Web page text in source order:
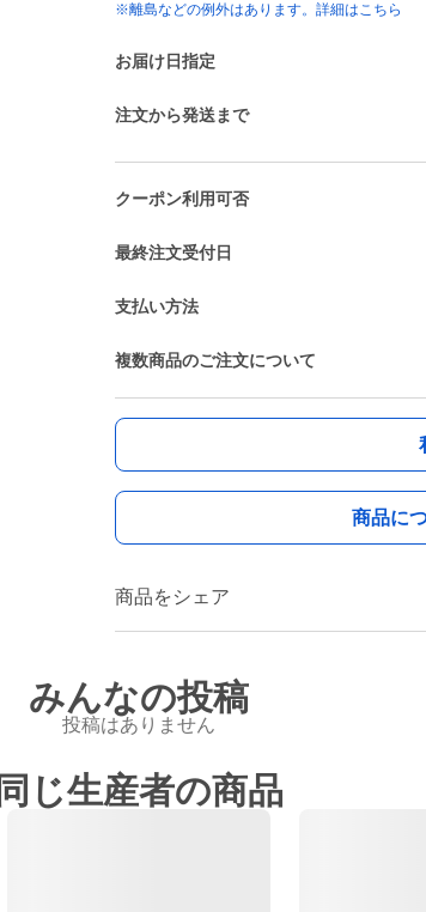
※離島などの例外はあります。詳細はこちら
お届け日指定
注文から発送まで
クーポン利用可否
最終注文受付日
支払い方法
複数商品のご注文について
商品に
商品をシェア
みんなの投稿
投稿はありません
同じ生産者の商品